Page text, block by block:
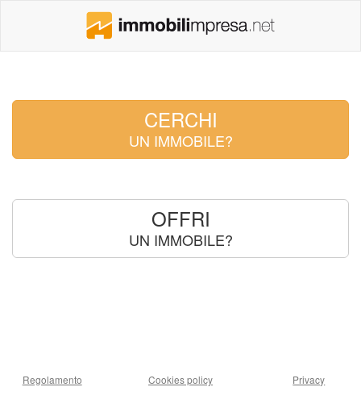
CERCHI
UN IMMOBILE?
OFFRI
UN IMMOBILE?
Regolamento Cookies policy Privacy